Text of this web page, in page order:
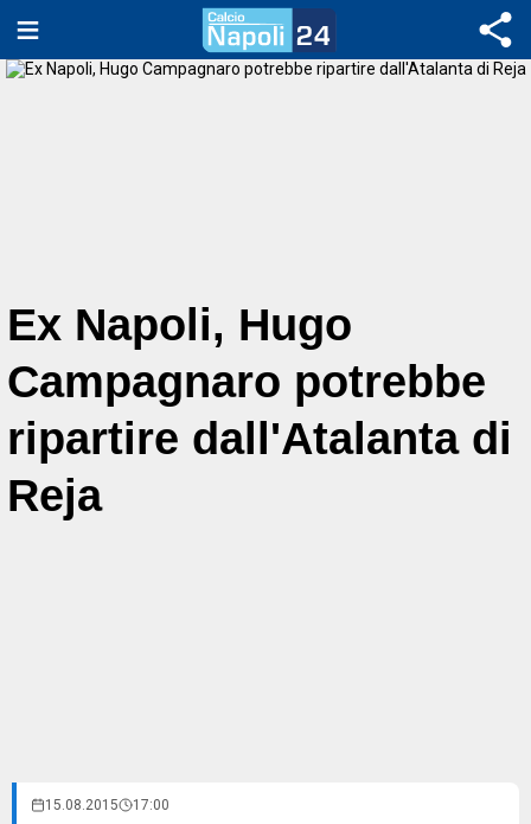
Ex Napoli, Hugo
Campagnaro potrebbe
ripartire dall'Atalanta di
Reja
15.08.2015 17:00